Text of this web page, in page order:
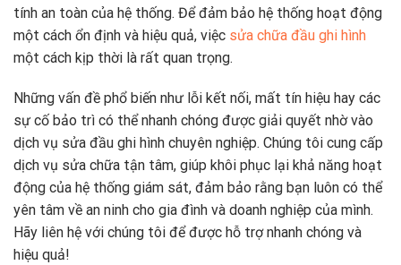
tính an toàn của hệ thống. Để đảm bảo hệ thống hoạt động
một cách ổn định và hiệu quả, việc sửa chữa đầu ghi hình
một cách kịp thời là rất quan trọng.
Những vấn đề phổ biến như lỗi kết nối, mất tín hiệu hay các
sự cố bảo trì có thể nhanh chóng được giải quyết nhờ vào
dịch vụ sửa đầu ghi hình chuyên nghiệp. Chúng tôi cung cấp
dịch vụ sửa chữa tận tâm, giúp khôi phục lại khả năng hoạt
động của hệ thống giám sát, đảm bảo rằng bạn luôn có thể
yên tâm về an ninh cho gia đình và doanh nghiệp của mình.
Hãy liên hệ với chúng tôi để được hỗ trợ nhanh chóng và
hiệu quả!